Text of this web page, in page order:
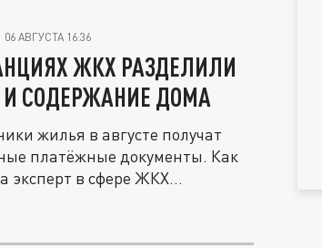
06 АВГУСТА 16:36
ЖКХ РАЗДЕЛИЛИ
И СОДЕРЖАНИЕ ДОМА
жилья в августе получат
платёжные документы. Как
эксперт в сфере ЖКХ...